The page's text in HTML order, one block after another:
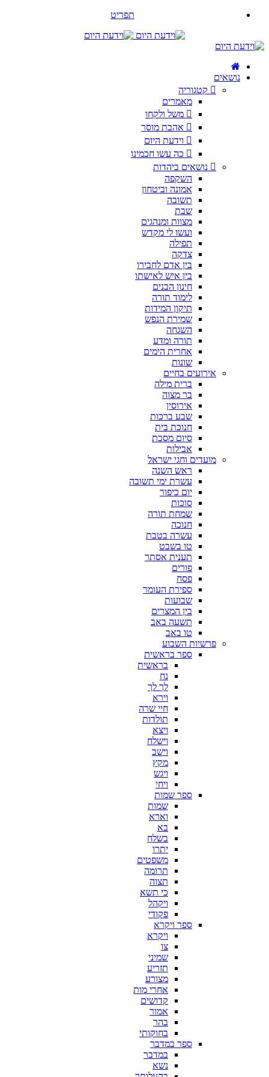
תפריט
נושאים
קטגוריה
מאמרים
משל ולקחו
אהבת מוסר
וידעת היום
כה עשו חכמינו
נושאים ביהדות
השקפה
אמונה וביטחון
תשובה
שבת
מצוות ומנהגים
ועשו לי מקדש
תפילה
צדקה
בין אדם לחבירו
בין איש לאישתו
חינון הבנים
לימוד תורה
תיקון המידות
שמירת הנפש
השגחה
תורה ומדע
אחרית הימים
שונות
אירועים בחיים
ברית מילה
בר מצוה
אירוסין
שבע ברכות
חנוכת בית
סיום מסכת
אבילות
מועדים וחגי ישראל
ראש השנה
עשרת ימי תשובה
יום כיפור
סוכות
שמחת תורה
חנוכה
עשרה בטבת
טו בשבט
תענית אסתר
פורים
פסח
ספירת העומר
שבועות
בין המצרים
תשעה באב
טו באב
פרשיות השבוע
ספר בראשית
בראשית
נח
לך לך
וירא
חיי שרה
תולדות
ויצא
וישלח
וישב
מקץ
ויגש
ויחי
ספר שמות
שמות
וארא
בא
בשלח
יתרו
משפטים
תרומה
תצוה
כי תשא
ויקהל
פקודי
ספר ויקרא
ויקרא
צו
שמיני
תזריע
מצורע
אחרי מות
קדושים
אמור
בהר
בחוקותי
ספר במדבר
במדבר
נשא